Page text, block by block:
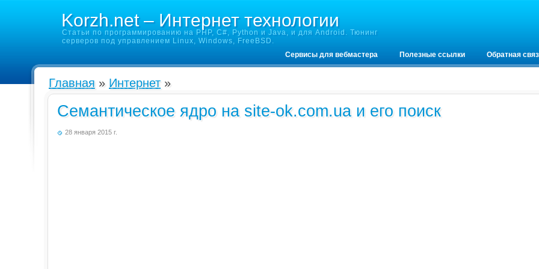
Korzh.net – Интернет технологии
Статьи по программированию на PHP, C#, Python и Java, и для Android. Тюнинг
серверов под управлением Linux, Windows, FreeBSD.
Сервисы для вебмастера
Полезные ссылки Обратная
Главная » Интернет »
Семантическое ядро на site-ok.com.ua и его поиск
28 января 2015 г.